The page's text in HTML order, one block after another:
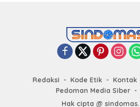
Redaksi Kode Etik Kontak
Pedoman Media Siber
Hak cipta @